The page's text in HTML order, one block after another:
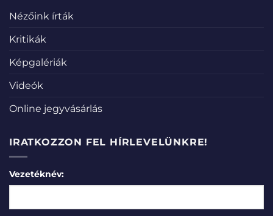
Nézőink írták
Kritikák
Képgalériák
Videók
Online jegyvásárlás
IRATKOZZON FEL HÍRLEVELÜNKRE!
Vezetéknév: